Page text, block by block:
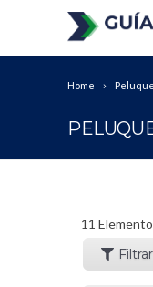
Home
11
Filtrar